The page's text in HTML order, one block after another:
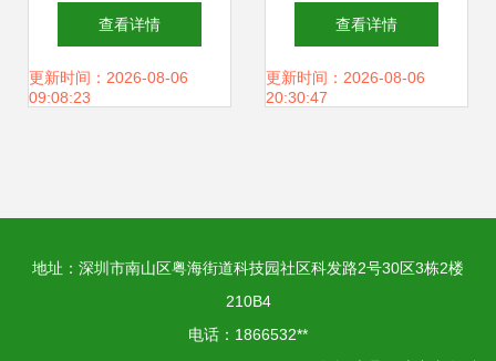
源”广纳，更需“节
流”精管
查看详情
更新时间：2026-08-06
09:08:23
｜数字探路晋江 在
技术赋能与实践深
查看详情
更新时间：2026-08-06
20:30:47
地址：深圳市南山区粤海街道科技园社区科发路2号30区3栋2楼
210B4
电话：1866532**